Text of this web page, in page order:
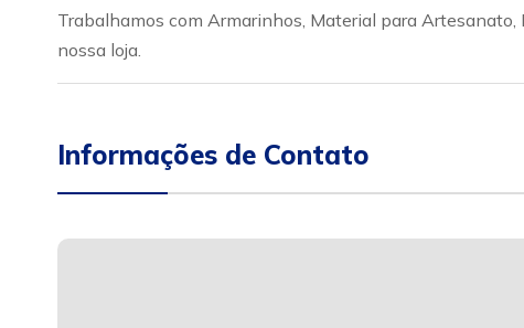
Trabalhamos com Armarinhos, Material para
nossa loja.
Informações de Contato